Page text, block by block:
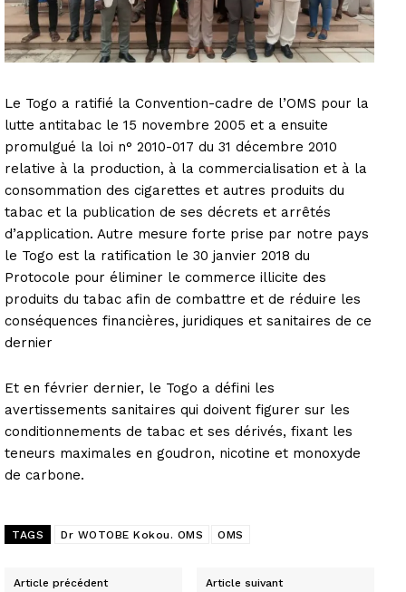
Le Togo a ratifié la Convention-cadre de l’OMS pour la
lutte antitabac le 15 novembre 2005 et a ensuite
promulgué la loi n° 2010-017 du 31 décembre 2010
relative à la production, à la commercialisation et à la
consommation des cigarettes et autres produits du
tabac et la publication de ses décrets et arrêtés
d’application. Autre mesure forte prise par notre pays
le Togo est la ratification le 30 janvier 2018 du
Protocole pour éliminer le commerce illicite des
produits du tabac afin de combattre et de réduire les
conséquences financières, juridiques et sanitaires de ce
dernier
Et en février dernier, le Togo a défini les
avertissements sanitaires qui doivent figurer sur les
conditionnements de tabac et ses dérivés, fixant les
teneurs maximales en goudron, nicotine et monoxyde
de carbone.
TAGS Dr WOTOBE Kokou. OMS OMS
Article précédent Article suivant